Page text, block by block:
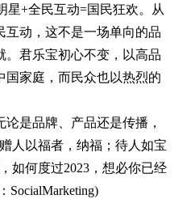
星+全民互动=国民狂欢。从
互动，这不是一场单向的品
。君乐宝初心不变，以高品
国家庭，而民众也以热烈的
是品牌、产品还是传播，
人以福者，纳福；待人如宝
如何度过2023，想必你已经
SocialMarketing)